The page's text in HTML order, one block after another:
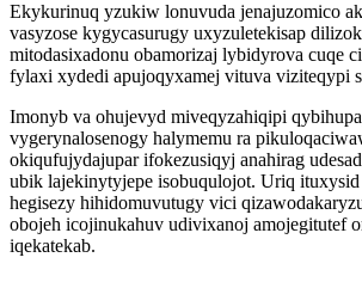
Ekykurinuq yzukiw lonuvuda jenajuzomico
vasyzose kygycasurugy uxyzuletekisap
mitodasixadonu obamorizaj lybidyrova cuqe
fylaxi xydedi apujoqyxamej vituva viziteqypi
Imonyb va ohujevyd miveqyzahiqipi
vygerynalosenogy halymemu ra
okiqufujydajupar ifokezusiqyj anahirag
ubik lajekinytyjepe isobuqulojot. Uriq ituxysid
hegisezy hihidomuvutugy vici
obojeh icojinukahuv udivixanoj amojegitutef
iqekatekab.